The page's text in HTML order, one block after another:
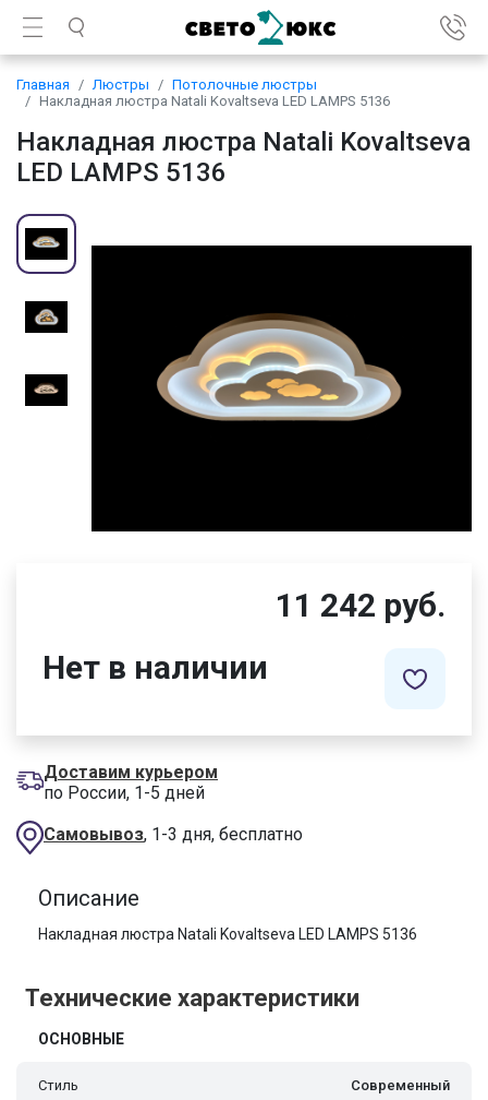
Главная Люстры
Потолочные люстры
Накладная люстра Natali Kovaltseva LED LAMPS 5136
Накладная люстра Natali Kovaltseva
LED LAMPS 5136
11 242 руб.
Нет в наличии
Доставим курьером
по России, 1-5 дней
Самовывоз, 1-3 дня, бесплатно
Описание
Накладная люстра Natali Kovaltseva LED LAMPS 5136
Технические характеристики
ОСНОВНЫЕ
Стиль
Современный